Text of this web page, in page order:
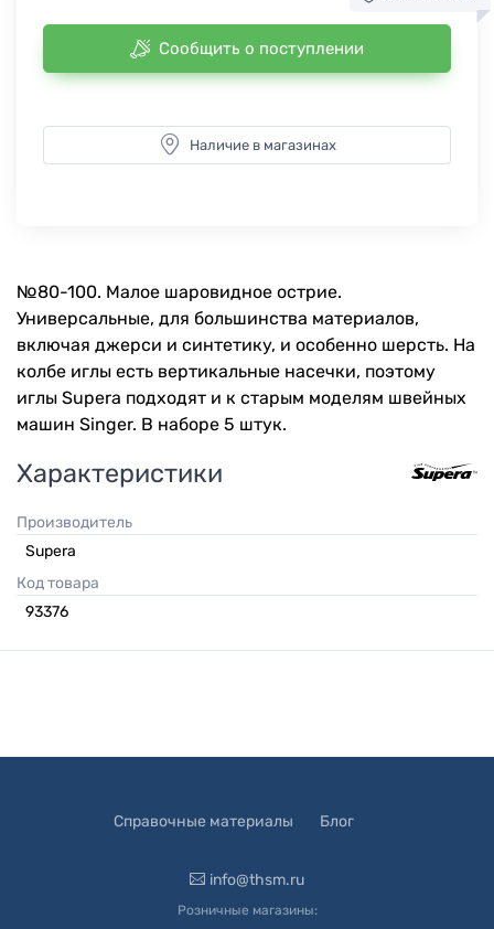
Сообщить о поступлении
Наличие в магазинах
№80-100. Малое шаровидное острие.
Универсальные, для большинства материалов,
включая джерси и синтетику, и особенно шерсть. На
колбе иглы есть вертикальные насечки, поэтому
иглы Supera подходят и к старым моделям швейных
машин Singer. В наборе 5 штук.
Характеристики
Производитель
Supera
Код товара
93376
Справочные материалы Блог
info@thsm.ru
Розничные магазины: